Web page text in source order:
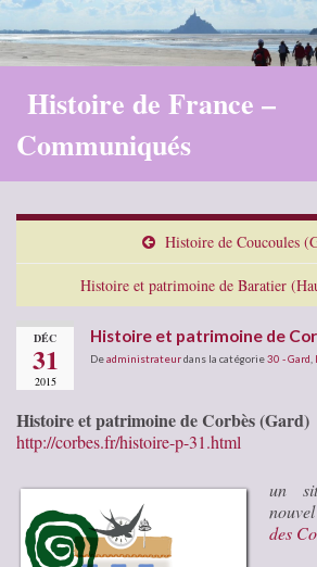
Histoire de France –
Communiqués
Histoire de Coucoules
Histoire et patrimoine de Baratier
DÉC
31
2015
Histoire et patrimoine de
Deadministrateurdans la catégorie30 - Gard
Histoire et patrimoine de Corbès (Gard)
http://corbes.fr/histoire-p-31.html
un
nouvel
des